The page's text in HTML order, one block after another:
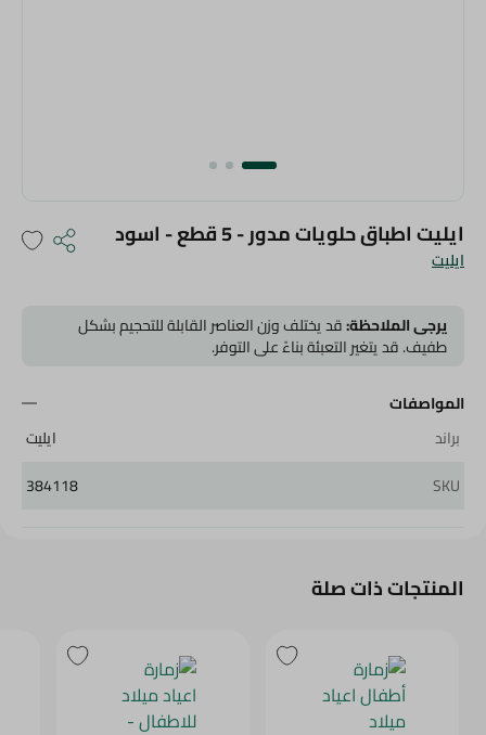
ايليت
ايليت اطباق حلويات مدور - 5 قطع - اسود
يرجى الملاحظة:قد يختلف وزن العناصر القابلة للتحجيم بشكل
طفيف. قد يتغير التعبئة بناءً على التوفر.
المواصفات
براند
ايليت
SKU
384118
المنتجات ذات صلة